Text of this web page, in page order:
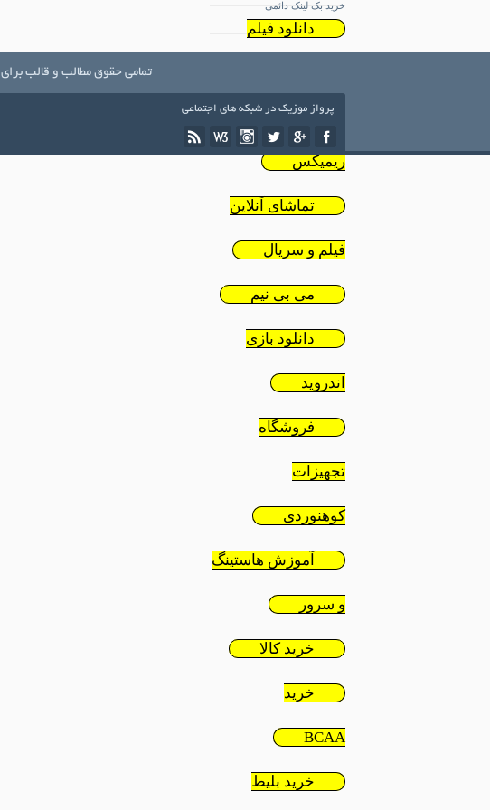
خرید بک لینک دائمی
دانلود فیلم
دانلود
ریمیکس
تماشای آنلاین
فیلم و سریال
می بی نیم
دانلود بازی
اندروید
فروشگاه
تجهیزات
کوهنوردی
آموزش هاستینگ
و سرور
خرید کالا
خرید
BCAA
خرید بلیط
تمامی حقوق مطالب و قالب برای
پرواز موزیک در شبکه های اجتماعی